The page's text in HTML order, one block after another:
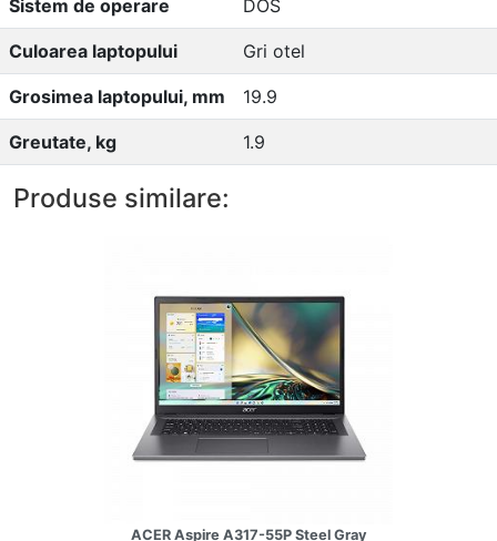
Sistem de operare DOS
Culoarea laptopului Gri otel
Grosimea laptopului, mm 19.9
Greutate, kg 1.9
Produse similare:
ACER Aspire A317-55P Steel Gray